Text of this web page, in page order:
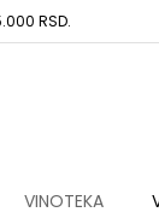
RSD.
VINOTEKA